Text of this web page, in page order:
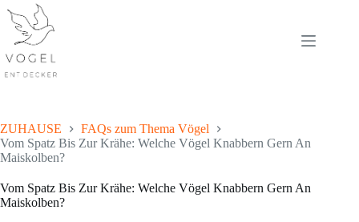
content
ZUHAUSE
FAQs zum Thema Vögel
Vom Spatz Bis Zur Krähe: Welche Vögel Knabbern Gern An
Maiskolben?
Vom Spatz Bis Zur Krähe: Welche Vögel Knabbern Gern An
Maiskolben?